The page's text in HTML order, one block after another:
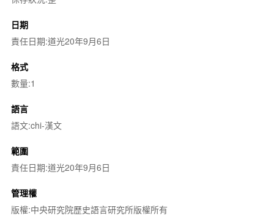
日期
責任日期:道光20年9月6日
格式
數量:1
語言
語文:chi-漢文
範圍
責任日期:道光20年9月6日
管理權
版權:中央研究院歷史語言研究所版權所有